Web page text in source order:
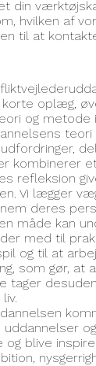
din
hvilken af
til at
oplæg,
og
kombinerer
refleksion
Vi lægger
deres
måde kan
med til
og til at
som gør, at
tager
blive